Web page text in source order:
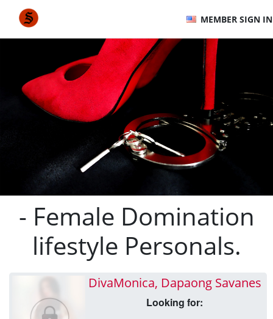
MEMBER SIGN IN
- Female Domination
lifestyle Personals.
DivaMonica, Dapaong Savanes
Looking for: